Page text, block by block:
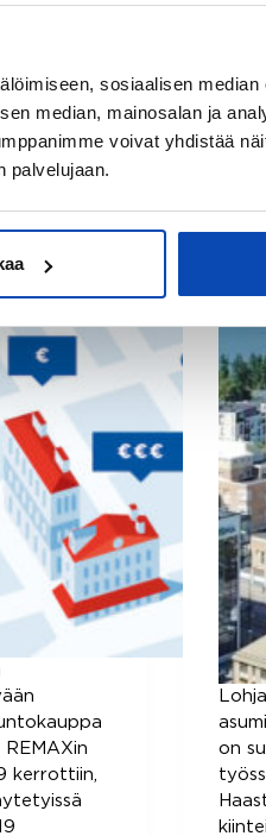
sosiaalisen
median, mainosalan ja
voivat yhdistää
palvelujaan.
kerrottiin,
on